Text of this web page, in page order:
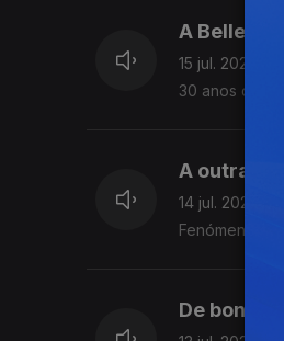
A Belle e o
15 jul. 2026
30 anos de
A outras
14 jul. 2026
Fenómenos
De boné